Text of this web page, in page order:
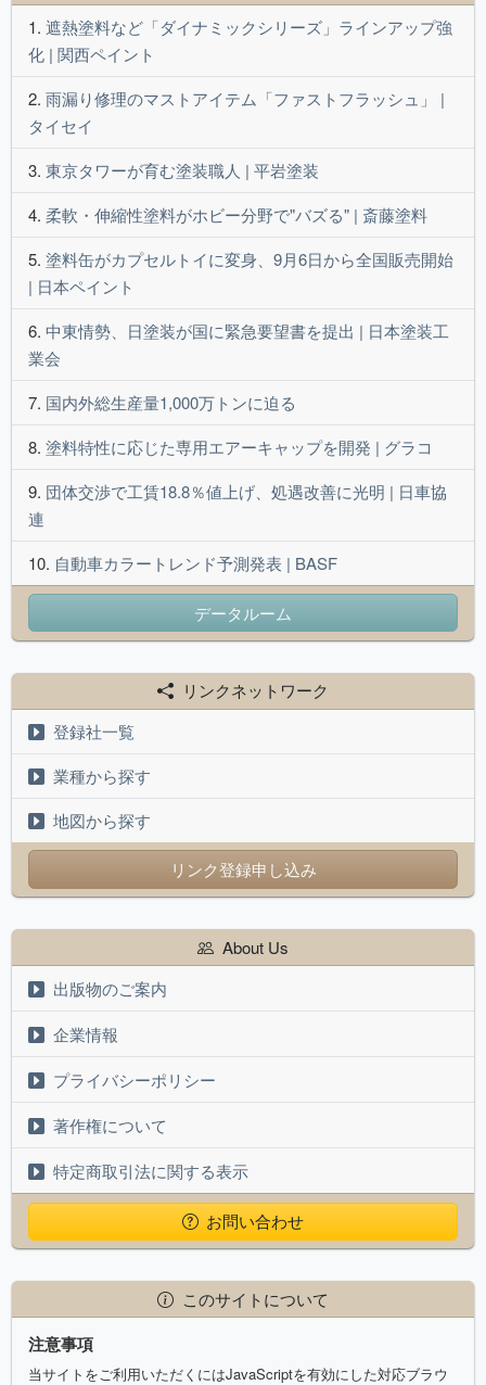
遮熱塗料など「ダイナミックシリーズ」ラインアップ強
化 | 関西ペイント
雨漏り修理のマストアイテム「ファストフラッシュ」 |
タイセイ
東京タワーが育む塗装職人 | 平岩塗装
柔軟・伸縮性塗料がホビー分野で"バズる" | 斎藤塗料
塗料缶がカプセルトイに変身、9月6日から全国販売開始
| 日本ペイント
中東情勢、日塗装が国に緊急要望書を提出 | 日本塗装工
業会
国内外総生産量1,000万トンに迫る
塗料特性に応じた専用エアーキャップを開発 | グラコ
団体交渉で工賃18.8％値上げ、処遇改善に光明 | 日車協
連
自動車カラートレンド予測発表 | BASF
データルーム
リンクネットワーク
登録社一覧
業種から探す
地図から探す
リンク登録申し込み
About Us
出版物のご案内
企業情報
プライバシーポリシー
著作権について
特定商取引法に関する表示
お問い合わせ
このサイトについて
注意事項
当サイトをご利用いただくにはJavaScriptを有効にした対応ブラウ